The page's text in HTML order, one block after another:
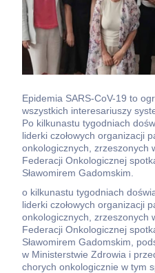
Epidemia SARS-CoV-19 to
wszystkich interesariuszy
Po kilkunastu tygodniach
liderki czołowych organizacji
onkologicznych, zrzeszonych
Federacji Onkologicznej
Sławomirem Gadomskim.
o kilkunastu tygodniach
liderki czołowych organizacji
onkologicznych, zrzeszonych
Federacji Onkologicznej
Sławomirem Gadomskim,
w Ministerstwie Zdrowia i
chorych onkologicznie w tym